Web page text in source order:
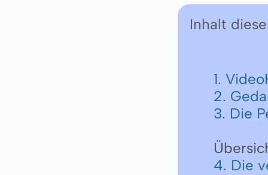
Inhalt
1.
2.
3. Die
4. Die